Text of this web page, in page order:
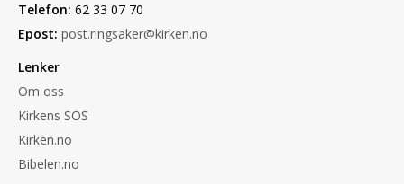
Telefon: 62 33 07 70
Epost: post.ringsaker@kirken.no
Lenker
Om oss
Kirkens SOS
Kirken.no
Bibelen.no